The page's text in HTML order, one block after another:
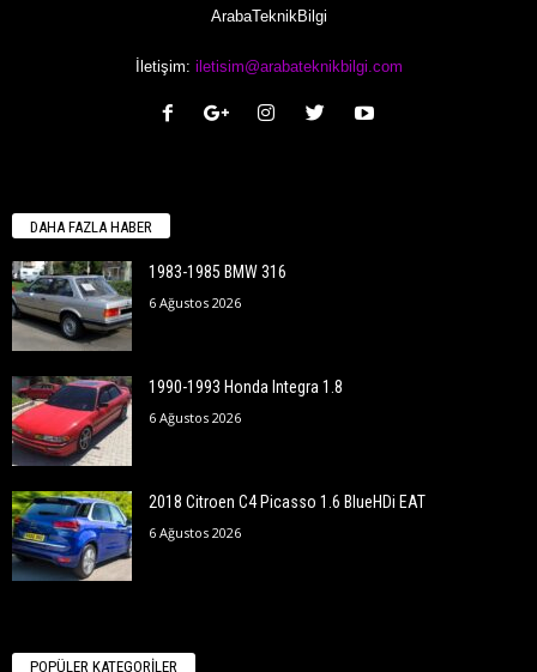
ArabaTeknikBilgi
İletişim: iletisim@arabateknikbilgi.com
DAHA FAZLA HABER
1983-1985 BMW 316
6 Ağustos 2026
1990-1993 Honda Integra 1.8
6 Ağustos 2026
2018 Citroen C4 Picasso 1.6 BlueHDi EAT
6 Ağustos 2026
POPÜLER KATEGORİLER